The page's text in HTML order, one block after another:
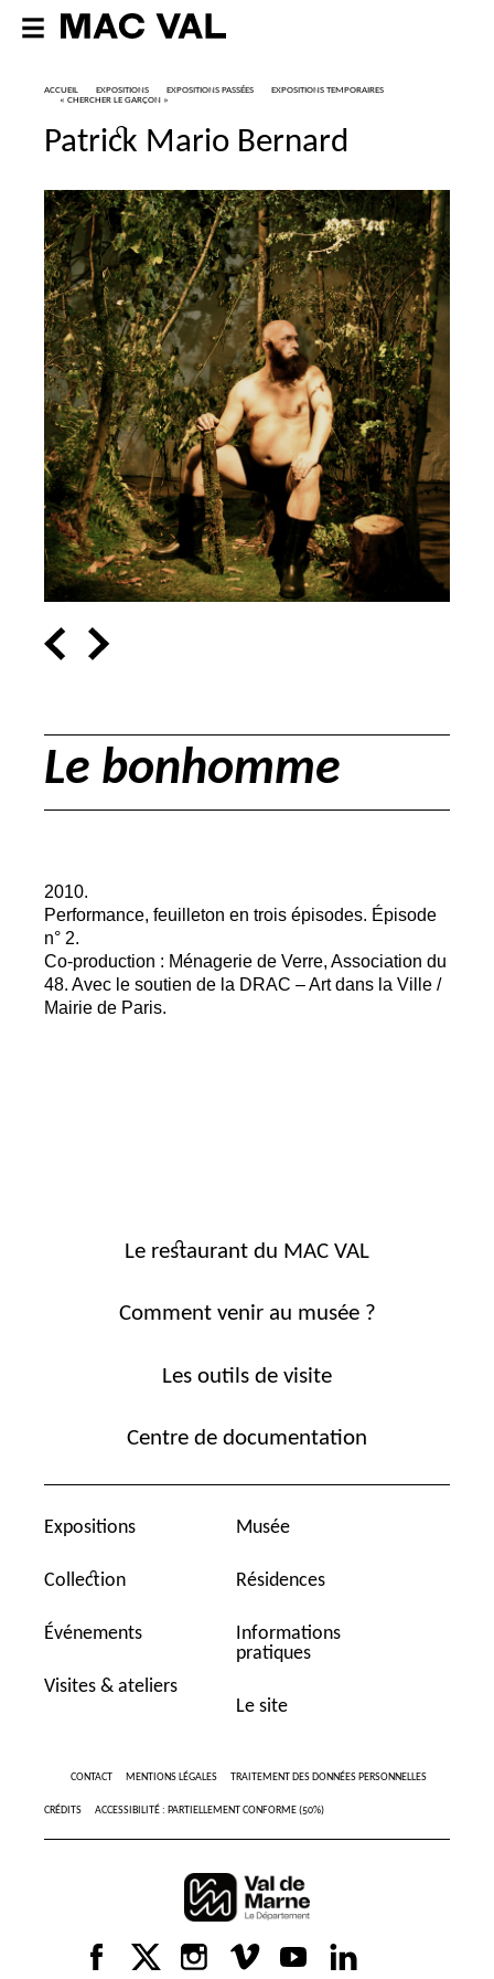
ACCUEIL EXPOSITIONS EXPOSITIONS PASSÉES
EXPOSITIONS TEMPORAIRES
« CHERCHER LE GARÇON »
Patrick Mario Bernard
Le bonhomme
2010.
Performance, feuilleton en trois épisodes. Épisode
n° 2.
Co-production : Ménagerie de Verre, Association du
48. Avec le soutien de la DRAC – Art dans la Ville /
Mairie de Paris.
Le restaurant du MAC VAL
Comment venir au musée ?
Les outils de visite
Centre de documentation
Expositions
Collection
Événements
Visites & ateliers
Musée
Résidences
Informations
pratiques
Le site
CONTACT MENTIONS LÉGALES TRAITEMENT DES DONNÉES PERSONNELLES
CRÉDITS ACCESSIBILITÉ : PARTIELLEMENT CONFORME (50%)